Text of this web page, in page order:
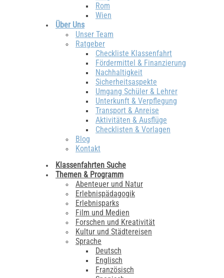
Rom
Wien
Über Uns
Unser Team
Ratgeber
Checkliste Klassenfahrt
Fördermittel & Finanzierung
Nachhaltigkeit
Sicherheitsaspekte
Umgang Schüler & Lehrer
Unterkunft & Verpflegung
Transport & Anreise
Aktivitäten & Ausflüge
Checklisten & Vorlagen
Blog
Kontakt
Klassenfahrten Suche
Themen & Programm
Abenteuer und Natur
Erlebnispädagogik
Erlebnisparks
Film und Medien
Forschen und Kreativität
Kultur und Städtereisen
Sprache
Deutsch
Englisch
Französisch